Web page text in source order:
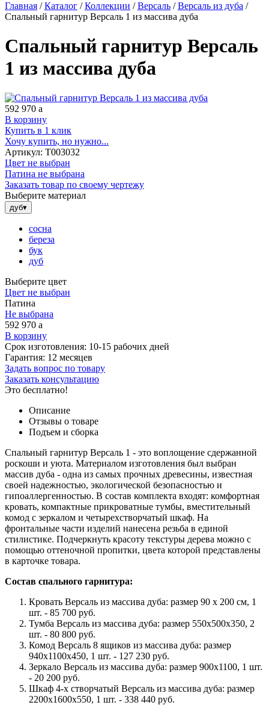
Главная / Каталог / Коллекции / Версаль / Версаль из дуба /
Спальный гарнитур Версаль 1 из массива дуба
Спальный гарнитур Версаль
1 из массива дуба
592 970 a
В корзину
Купить в 1 клик
Хочу купить, но нужно...
Артикул: Т003032
Цвет не выбран
Патина не выбрана
Заказать товар по своему чертежу
Выберите материал
дуб▾
сосна
береза
бук
дуб
Выберите цвет
Цвет не выбран
Патина
Не выбрана
592 970 a
В корзину
Срок изготовления: 10-15 рабочих дней
Гарантия: 12 месяцев
Задать вопрос по товару
Заказать консультацию
Это бесплатно!
Описание
Отзывы о товаре
Подъем и сборка
Спальный гарнитур Версаль 1 - это воплощение сдержанной
роскоши и уюта. Материалом изготовления был выбран
массив дуба - одна из самых прочных древесины, известная
своей надежностью, экологической безопасностью и
гипоаллергенностью. В состав комплекта входят: комфортная
кровать, компактные прикроватные тумбы, вместительный
комод с зеркалом и четырехстворчатый шкаф. На
фронтальные части изделий нанесена резьба в единой
стилистике. Подчеркнуть красоту текстуры дерева можно с
помощью оттеночной пропитки, цвета которой представлены
в карточке товара.
Состав спального гарнитура:
Кровать Версаль из массива дуба: размер 90 x 200 см, 1
шт. - 85 700 руб.
Тумба Версаль из массива дуба: размер 550x500x350, 2
шт. - 80 800 руб.
Комод Версаль 8 ящиков из массива дуба: размер
940x1100x450, 1 шт. - 127 230 руб.
Зеркало Версаль из массива дуба: размер 900x1100, 1 шт.
- 20 200 руб.
Шкаф 4-х створчатый Версаль из массива дуба: размер
2200x1600x550, 1 шт. - 338 440 руб.